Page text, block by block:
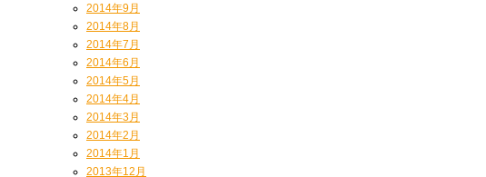
2014年9月
2014年8月
2014年7月
2014年6月
2014年5月
2014年4月
2014年3月
2014年2月
2014年1月
2013年12月